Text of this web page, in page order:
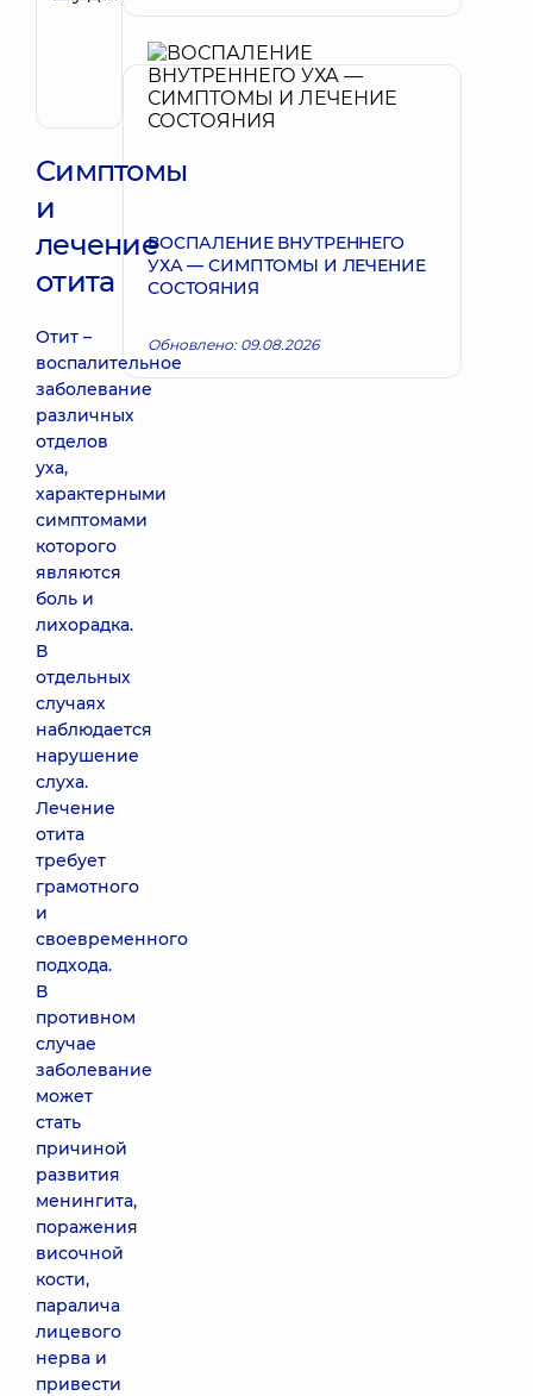
Юлия
Владимировна
Отоларинголог;
Отоларинголог
детский
Запись к врачу
Симптомы
и
лечение
отита
Отит –
воспалительное
заболевание
различных
отделов
уха,
характерными
симптомами
которого
являются
боль и
лихорадка.
В
отдельных
случаях
наблюдается
нарушение
слуха.
Лечение
отита
требует
грамотного
и
своевременного
подхода.
В
противном
случае
заболевание
может
стать
причиной
развития
менингита,
поражения
височной
кости,
паралича
лицевого
нерва и
привести
ВОСПАЛЕНИЕ ВНУТРЕННЕГО
УХА — СИМПТОМЫ И ЛЕЧЕНИЕ
СОСТОЯНИЯ
Обновлено: 09.08.2026